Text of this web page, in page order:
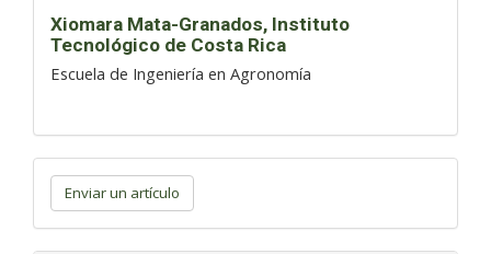
Xiomara Mata-Granados, Instituto
Tecnológico de Costa Rica
Escuela de Ingeniería en Agronomía
Enviar
un
artículo
Enviar un artículo